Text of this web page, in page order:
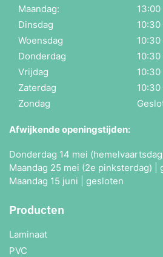
Maandag:
13:00
Dinsdag
10:30
Woensdag
10:30
Donderdag
10:30
Vrijdag
10:30
Zaterdag
10:30
Zondag
Afwijkende openingstijden:
Donderdag 14 mei
Maandag 25 mei (2e pinksterdag) |
Maandag 15 juni | gesloten
Producten
Laminaat
PVC